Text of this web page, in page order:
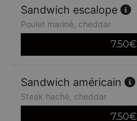
Sandwich escalope
Poulet mariné, cheddar
7.50€
Sandwich américain
Steak haché, cheddar
7.50€